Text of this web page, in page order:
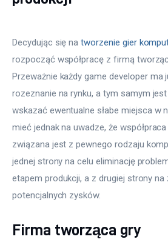
Decydując się natworzenie gier
rozpocząć współpracę z firmą
Przeważnie każdy game developer ma
rozeznanie na rynku, a tym samym
wskazać ewentualne słabe miejsca w
mieć jednak na uwadze, że
związana jest z pewnego rodzaju
jednej strony na celu eliminację
etapem produkcji, a z drugiej strony
potencjalnych zysków.
Firma tworząca gry